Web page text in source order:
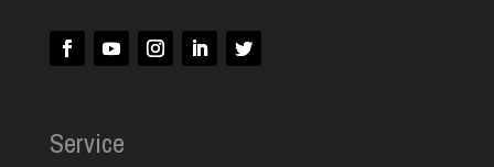
Service